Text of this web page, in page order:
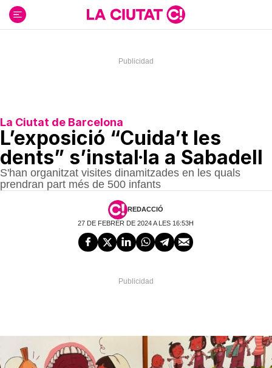
contenido
La Ciutat de Barcelona
L’exposició “Cuida’t les
dents” s’instal·la a Sabadell
S'han organitzat visites dinamitzades en les quals
prendran part més de 500 infants
REDACCIÓ
27 DE FEBRER DE 2024 A LES 16:53H